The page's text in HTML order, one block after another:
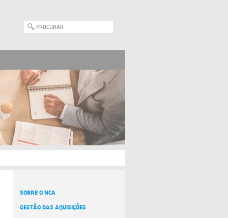
SOBRE O NCA
GESTÃO DAS AQUISIÇÕES